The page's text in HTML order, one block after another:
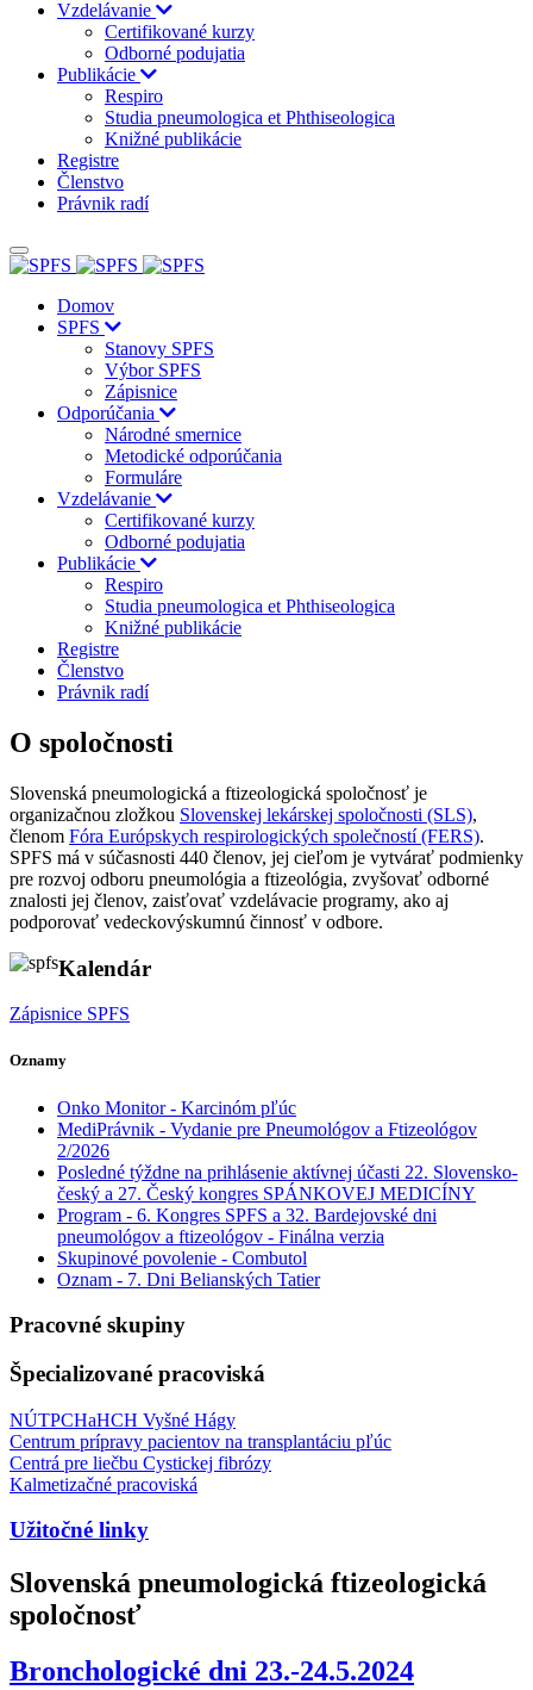
Vzdelávanie
Certifikované kurzy
Odborné podujatia
Publikácie
Respiro
Studia pneumologica et Phthiseologica
Knižné publikácie
Registre
Členstvo
Právnik radí
Domov
SPFS
Stanovy SPFS
Výbor SPFS
Zápisnice
Odporúčania
Národné smernice
Metodické odporúčania
Formuláre
Vzdelávanie
Certifikované kurzy
Odborné podujatia
Publikácie
Respiro
Studia pneumologica et Phthiseologica
Knižné publikácie
Registre
Členstvo
Právnik radí
O spoločnosti
Slovenská pneumologická a ftizeologická spoločnosť je
organizačnou zložkou Slovenskej lekárskej spoločnosti (SLS),
členom Fóra Európskych respirologických společností (FERS).
SPFS má v súčasnosti 440 členov, jej cieľom je vytvárať podmienky
pre rozvoj odboru pneumológia a ftizeológia, zvyšovať odborné
znalosti jej členov, zaisťovať vzdelávacie programy, ako aj
podporovať vedeckovýskumnú činnosť v odbore.
Kalendár
Zápisnice SPFS
Oznamy
Onko Monitor - Karcinóm pľúc
MediPrávnik - Vydanie pre Pneumológov a Ftizeológov
2/2026
Posledné týždne na prihlásenie aktívnej účasti 22. Slovensko-
český a 27. Český kongres SPÁNKOVEJ MEDICÍNY
Program - 6. Kongres SPFS a 32. Bardejovské dni
pneumológov a ftizeológov - Finálna verzia
Skupinové povolenie - Combutol
Oznam - 7. Dni Belianských Tatier
Pracovné skupiny
Špecializované pracoviská
NÚTPCHaHCH Vyšné Hágy
Centrum prípravy pacientov na transplantáciu pľúc
Centrá pre liečbu Cystickej fibrózy
Kalmetizačné pracoviská
Užitočné linky
Slovenská pneumologická ftizeologická
spoločnosť
Bronchologické dni 23.-24.5.2024